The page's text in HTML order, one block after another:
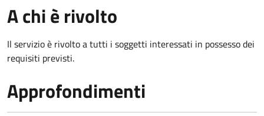
A chi è rivolto
Il servizio è rivolto a tutti i soggetti interessati in possesso dei
requisiti previsti.
Approfondimenti